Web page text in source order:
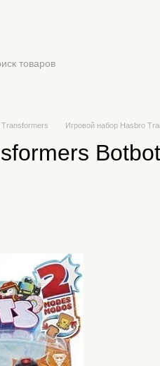
Игровой набор Hasbro